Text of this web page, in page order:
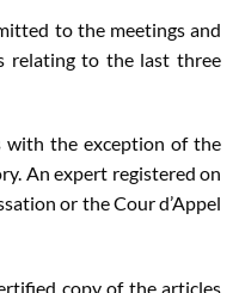
to the meetings and
relating to the last three
with the exception of the
An expert registered on
or the Cour d’Appel
copy of the articles